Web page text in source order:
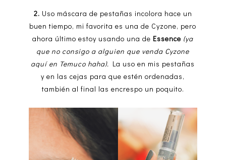
2. Uso máscara de pestañas incolora hace un
buen tiempo, mi favorita es una de Cyzone, pero
ahora último estoy usando una de Essence (ya
que no consigo a alguien que venda Cyzone
aquí en Temuco haha). La uso en mis pestañas
y en las cejas para que estén ordenadas,
también al final las encrespo un poquito.